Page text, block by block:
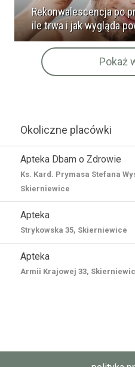
Rekonwalescencja po
ile trwa i jak wygląda
Pokaż
Okoliczne placówki
Apteka Dbam o Zdrowie
Ks. Kard. Prymasa Stefana
Skierniewice
Apteka
Strykowska 35, Skierniewice
Apteka
Armii Krajowej 33,